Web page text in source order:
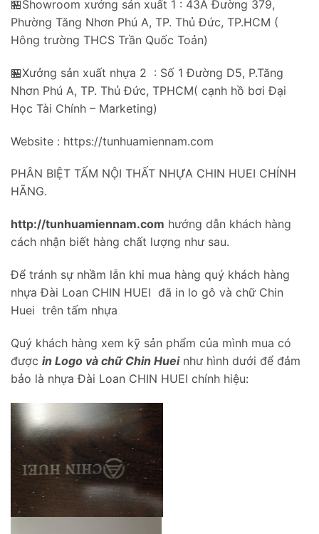
🏪Showroom xưởng sản xuất 1 : 43A Đường 379,
Phường Tăng Nhơn Phú A, TP. Thủ Đức, TP.HCM (
Hông trường THCS Trần Quốc Toản)
🏪Xưởng sản xuất nhựa 2 : Số 1 Đường D5, P.Tăng
Nhơn Phú A, TP. Thủ Đức, TPHCM( cạnh hồ bơi Đại
Học Tài Chính – Marketing)
Website : https://tunhuamiennam.com
PHÂN BIỆT TẤM NỘI THẤT NHỰA CHIN HUEI CHÍNH
HÃNG.
http://tunhuamiennam.com hướng dẫn khách hàng
cách nhận biết hàng chất lượng như sau.
Để tránh sự nhầm lẫn khi mua hàng quý khách hàng
nhựa Đài Loan CHIN HUEI đã in lo gô và chữ Chin
Huei trên tấm nhựa
Quý khách hàng xem kỹ sản phẩm của mình mua có
được in Logo và chữ Chin Hueinhư hình dưới để đảm
bảo là nhựa Đài Loan CHIN HUEI chính hiệu: